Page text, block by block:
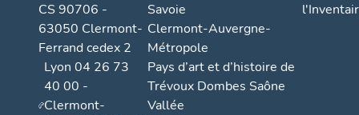
CS 90706 -
63050 Clermont-
Ferrand cedex 2
Lyon 04 26 73
40 00 -
Clermont-
Savoie
Clermont-Auvergne-
Métropole
Pays d’art et d’histoire de
Trévoux Dombes Saône
Vallée